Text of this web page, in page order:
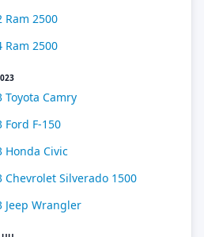
2500
2500
Camry
F-150
Honda Civic
Silverado 1500
Jeep Wrangler